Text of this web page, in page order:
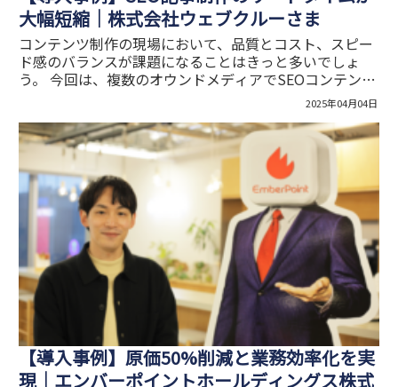
大幅短縮│株式会社ウェブクルーさま
コンテンツ制作の現場において、品質とコスト、スピー
ド感のバランスが課題になることはきっと多いでしょ
う。 今回は、複数のオウンドメディアでSEOコンテンツ
の編集を担当する、株式会社ウェブクルー・吉田さまに
インタビュー。抱えていた課題とツクレルSEOの導入背
景、活用によって得られた成果などをうかがいました。
チームのリソース不足、企画～記事公開までのリードタ
イムに関して、課題解決につながった事例をご紹介しま
す。
2025年04月04日
【導入事例】原価50%削減と業務効率化を実
現│エンバーポイントホールディングス株式